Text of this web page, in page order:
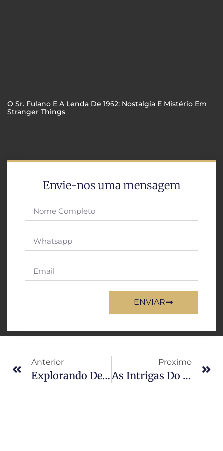
O Sr. Fulano E A Lenda De 1962: Nostalgia E Mistério Em
Stranger Things
Envie-nos uma mensagem
ENVIAR
Anterior
Explorando Death Stranding 2: On The Beach
Proximo
As Intrigas Do BBB25: Provas, Eliminações E Polêmicas Na Casa Mais Vigiada Do Brasil!